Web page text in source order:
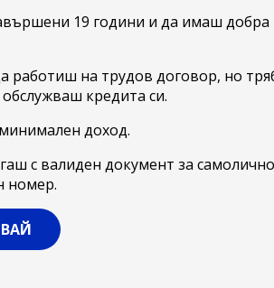
19 години и да имаш добра
работиш на трудов договор, но
кредита си.
доход.
с валиден документ за
номер.